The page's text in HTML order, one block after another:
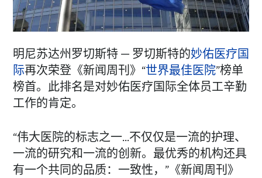
明尼苏达州罗切斯特 — 罗切斯特的妙佑医疗国
际再次荣登《新闻周刊》“世界最佳医院”榜单
榜首。此排名是对妙佑医疗国际全体员工辛勤
工作的肯定。
“伟大医院的标志之一...不仅仅是一流的护理、
一流的研究和一流的创新。最优秀的机构还具
有一个共同的品质：一致性，”《新闻周刊》